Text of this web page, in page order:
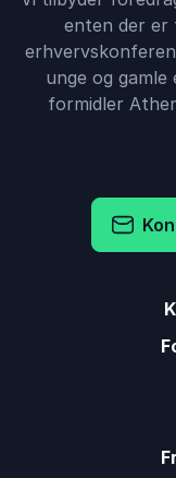
enten der er
unge og gamle
formidler